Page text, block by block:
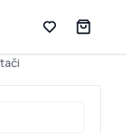
Lista želja